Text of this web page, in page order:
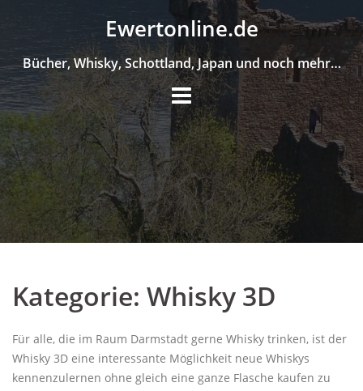
to
Ewertonline.de
Bücher, Whisky, Schottland, Japan und noch mehr…
Kategorie: Whisky 3D
Für alle, die im Raum Darmstadt gerne Whisky trinken, ist der
Whisky 3D eine interessante Möglichkeit neue Whiskys
kennenzulernen ohne gleich eine ganze Flasche kaufen zu